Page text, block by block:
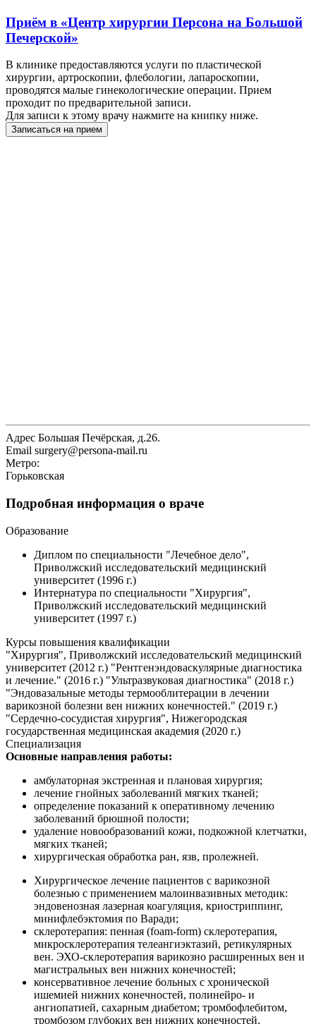
Приём в «Центр хирургии Персона на Большой
Печерской»
В клинике предоставляются услуги по пластической
хирургии, артроскопии, флебологии, лапароскопии,
проводятся малые гинекологические операции. Прием
проходит по предварительной записи.
Для записи к этому врачу нажмите на книпку ниже.
Записаться на прием
Адрес Большая Печёрская, д.26.
Email surgery@persona-mail.ru
Метро:
Горьковская
Подробная информация о враче
Образование
Диплом по специальности "Лечебное дело",
Приволжский исследовательский медицинский
университет (1996 г.)
Интернатура по специальности "Хирургия",
Приволжский исследовательский медицинский
университет (1997 г.)
Курсы повышения квалификации
"Хирургия", Приволжский исследовательский медицинский
университет (2012 г.) "Рентгенэндоваскулярные диагностика
и лечение." (2016 г.) "Ультразвуковая диагностика" (2018 г.)
"Эндовазальные методы термооблитерации в лечении
варикозной болезни вен нижних конечностей." (2019 г.)
"Сердечно-сосудистая хирургия", Нижегородская
государственная медицинская академия (2020 г.)
Специализация
Основные направления работы:
амбулаторная экстренная и плановая хирургия;
лечение гнойных заболеваний мягких тканей;
определение показаний к оперативному лечению
заболеваний брюшной полости;
удаление новообразований кожи, подкожной клетчатки,
мягких тканей;
хирургическая обработка ран, язв, пролежней.
Хирургическое лечение пациентов с варикозной
болезнью с применением малоинвазивных методик:
эндовенозная лазерная коагуляция, криостриппинг,
минифлебэктомия по Варади;
склеротерапия: пенная (foam-form) склеротерапия,
микросклеротерапия телеангиэктазий, ретикулярных
вен. ЭХО-склеротерапия варикозно расширенных вен и
магистральных вен нижних конечностей;
консервативное лечение больных с хронической
ишемией нижних конечностей, полинейро- и
ангиопатией, сахарным диабетом; тромбофлебитом,
тромбозом глубоких вен нижних конечностей,